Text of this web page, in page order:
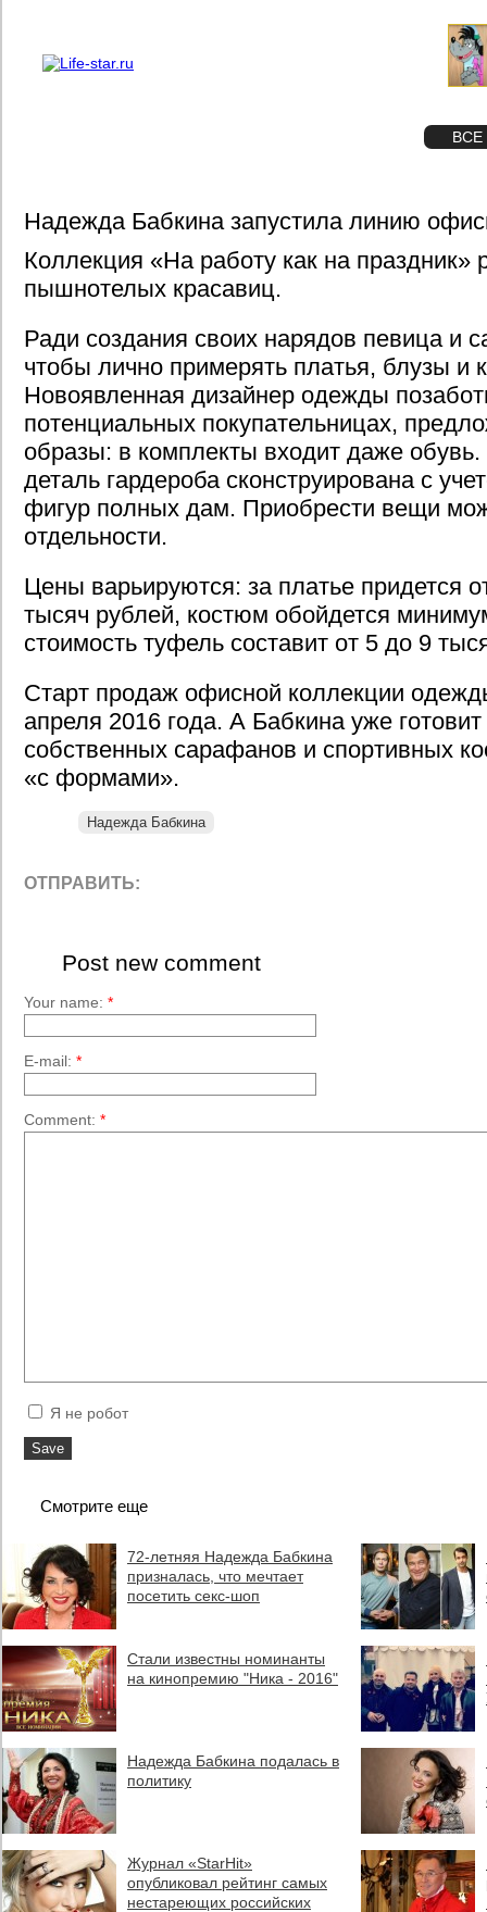
ВСЕ
Надежда Бабкина запустила линию
Коллекция «На работу как на праздник»
пышнотелых красавиц.
Ради создания своих нарядов певица и
чтобы лично примерять платья, блузы и
Новоявленная дизайнер одежды
потенциальных покупательницах,
образы: в комплекты входит даже
деталь гардероба сконструирована с
фигур полных дам. Приобрести вещи
отдельности.
Цены варьируются: за платье придется
тысяч рублей, костюм обойдется
стоимость туфель составит от 5 до 9
Старт продаж офисной коллекции
апреля 2016 года. А Бабкина уже
собственных сарафанов и спортивных
«с формами».
Надежда Бабкина
ОТПРАВИТЬ:
Post new comment
Your name: *
E-mail: *
Comment: *
Я не робот
Смотрите еще
72-летняя Надежда Бабкина
призналась, что мечтает
посетить секс-шоп
Стали известны номинанты
на кинопремию "Ника - 2016"
Надежда Бабкина подалась в
политику
Журнал «StarHit»
опубликовал рейтинг самых
нестареющих российских